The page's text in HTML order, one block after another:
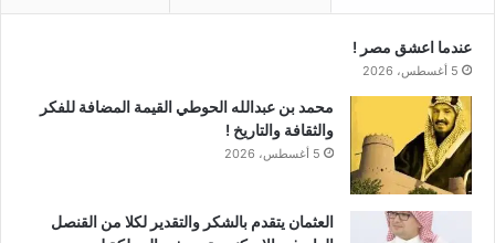
عندما اعشق مصر !
5 أغسطس، 2026
محمد بن عبدالله الحوطي القيمة المضافة للفكر
والثقافة والتاريخ !
5 أغسطس، 2026
العثمان يتقدم بالشكر والتقدير لكلا من القنصل